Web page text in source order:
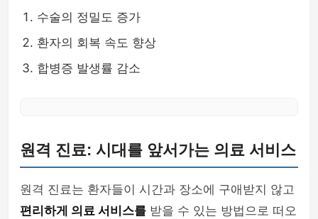
수술의 정밀도 증가
환자의 회복 속도 향상
합병증 발생률 감소
원격 진료: 시대를 앞서가는 의료 서비스
원격 진료는 환자들이 시간과 장소에 구애받지 않고
편리하게 의료 서비스를 받을 수 있는 방법으로 떠오